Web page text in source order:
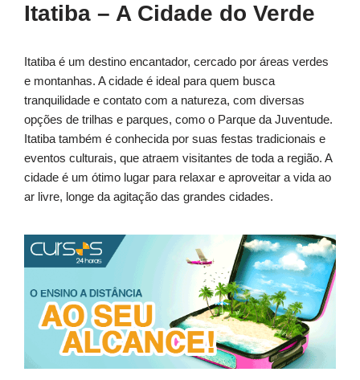
Itatiba – A Cidade do Verde
Itatiba é um destino encantador, cercado por áreas verdes
e montanhas. A cidade é ideal para quem busca
tranquilidade e contato com a natureza, com diversas
opções de trilhas e parques, como o Parque da Juventude.
Itatiba também é conhecida por suas festas tradicionais e
eventos culturais, que atraem visitantes de toda a região. A
cidade é um ótimo lugar para relaxar e aproveitar a vida ao
ar livre, longe da agitação das grandes cidades.